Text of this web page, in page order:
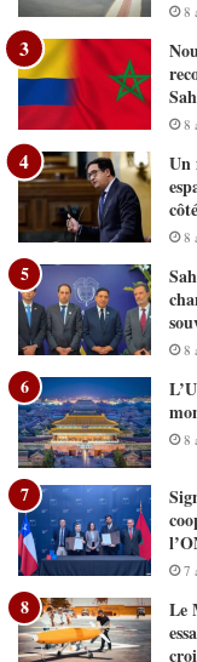
8
8
Un
8
8
8
7
Le